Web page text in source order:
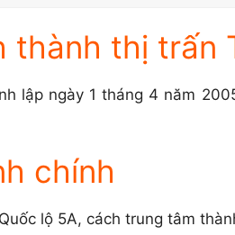
thành thị trấn
lập ngày 1 tháng 4 năm
chính
lộ 5A, cách trung tâm